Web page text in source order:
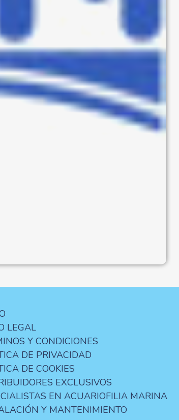
LEGAL
Y CONDICIONES
DE PRIVACIDAD
DE COOKIES
EXCLUSIVOS
EN ACUARIOFILIA MARINA
Y MANTENIMIENTO